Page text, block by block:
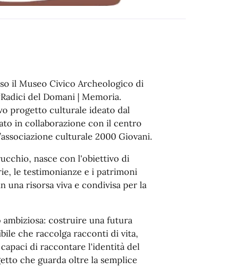
il Museo Civico Archeologico di
del Domani | Memoria.
progetto culturale ideato dal
in collaborazione con il centro
culturale 2000 Giovani.
nasce con l'obiettivo di
le testimonianze e i patrimoni
risorsa viva e condivisa per la
costruire una futura
che raccolga racconti di vita,
di raccontare l'identità del
che guarda oltre la semplice